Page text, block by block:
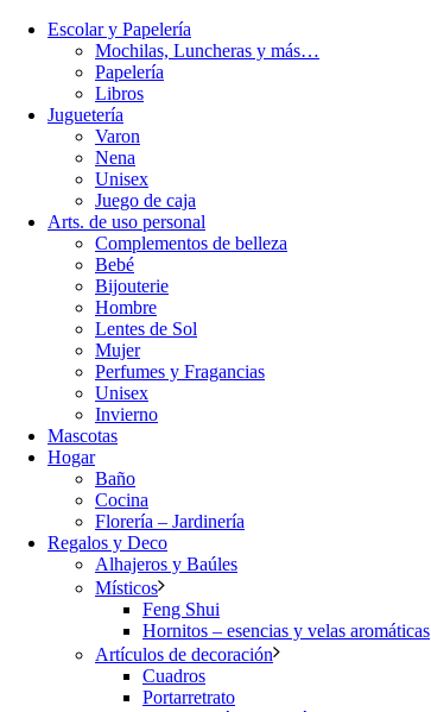
Escolar y Papelería
Mochilas, Luncheras y más…
Papelería
Libros
Juguetería
Varon
Nena
Unisex
Juego de caja
Arts. de uso personal
Complementos de belleza
Bebé
Bijouterie
Hombre
Lentes de Sol
Mujer
Perfumes y Fragancias
Unisex
Invierno
Mascotas
Hogar
Baño
Cocina
Florería – Jardinería
Regalos y Deco
Alhajeros y Baúles
Místicos
Feng Shui
Hornitos – esencias y velas aromáticas
Artículos de decoración
Cuadros
Portarretrato